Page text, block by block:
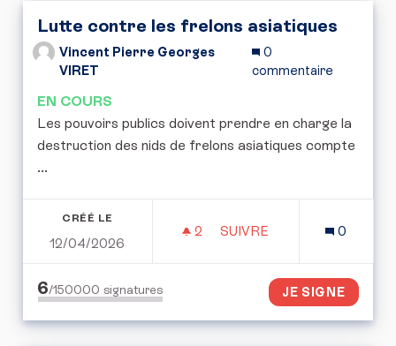
Lutte contre les frelons asiatiques
Vincent Pierre Georges
VIRET
0
commentaire
EN COURS
Les pouvoirs publics doivent prendre en charge la
destruction des nids de frelons asiatiques compte
...
CRÉÉ LE
12/04/2026
2 2 ABONNÉS
SUIVRE
0
6/150000 signatures JE SIGNE